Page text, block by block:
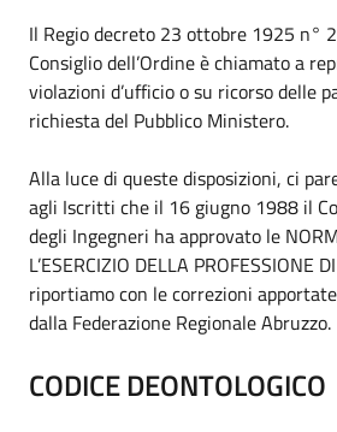
Il Regio decreto 23 ottobre 1925 n°
Consiglio dell’Ordine è chiamato a
violazioni d’ufficio o su ricorso delle
richiesta del Pubblico Ministero.
Alla luce di queste disposizioni, ci
agli Iscritti che il 16 giugno 1988 il
degli Ingegneri ha approvato le
L’ESERCIZIO DELLA PROFESSIONE
riportiamo con le correzioni
dalla Federazione Regionale Abruzzo.
CODICE DEONTOLOGICO